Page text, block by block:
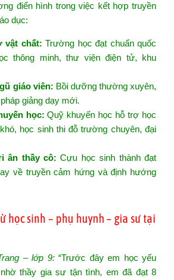
điển hình trong việc kết hợp truyền
dục:
vật chất: Trường học đạt chuẩn quốc
thông minh, thư viện điện tử, khu
giáo viên: Bồi dưỡng thường xuyên,
giảng dạy mới.
học: Quỹ khuyến học hỗ trợ học
học sinh thi đỗ trường chuyên, đại
ân thầy cô: Cựu học sinh thành đạt
về truyền cảm hứng và định hướng
học sinh – phụ huynh – gia sư tại
– lớp 9:“Trước đây em học yếu
thầy gia sư tận tình, em đã đạt 8